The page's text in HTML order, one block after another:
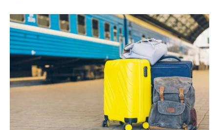
Робота і освіта
Публікації
ФОП